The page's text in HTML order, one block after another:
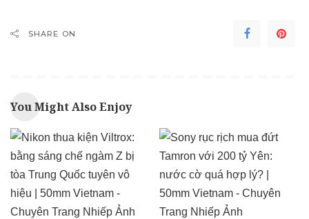
SHARE ON
You Might Also Enjoy